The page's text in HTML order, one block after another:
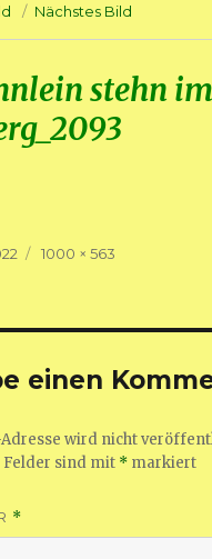
Nächstes Bild
stehn im
Volle
1000 × 563
einen
wird nicht
sind mit * markiert
*